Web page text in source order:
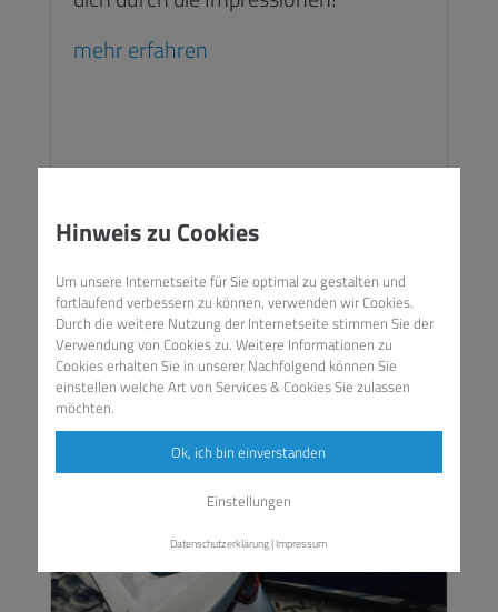
mehr erfahren
Mehr erfahren
Hinweis zu Cookies
Um unsere Internetseite für Sie optimal zu gestalten und
fortlaufend verbessern zu können, verwenden wir Cookies.
Durch die weitere Nutzung der Internetseite stimmen Sie der
Verwendung von Cookies zu. Weitere Informationen zu
Cookies erhalten Sie in unserer Nachfolgend können Sie
einstellen welche Art von Services & Cookies Sie zulassen
möchten.
Ok, ich bin einverstanden
Einstellungen
Datenschutzerklärung|Impressum